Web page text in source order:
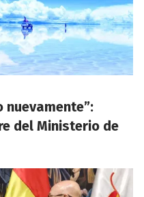
nuevamente”:
del Ministerio de